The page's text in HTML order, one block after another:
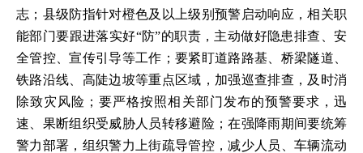
志；县级防指针对橙色及以上级别预警启动响应，相关职
能部门要跟进落实好“防”的职责，主动做好隐患排查、安
全管控、宣传引导等工作；要紧盯道路路基、桥梁隧道、
铁路沿线、高陡边坡等重点区域，加强巡查排查，及时消
除致灾风险；要严格按照相关部门发布的预警要求，迅
速、果断组织受威胁人员转移避险；在强降雨期间要统筹
警力部署，组织警力上街疏导管控，减少人员、车辆流动